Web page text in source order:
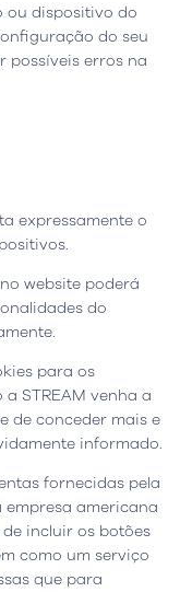
ou dispositivo do
do seu
possíveis erros na
expressamente o
website poderá
do
para os
STREAM venha a
de conceder mais e
informado.
fornecidas pela
americana
incluir os botões
como um serviço
que para